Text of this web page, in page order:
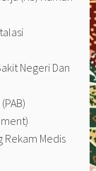
Negeri Dan
Medis